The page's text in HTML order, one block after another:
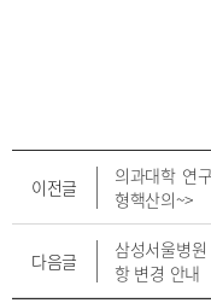
이전글
의과대학 연
형핵산의~>
다음글
삼성서울병
항 변경 안내